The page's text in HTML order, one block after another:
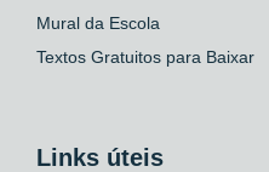
Mural da Escola
Textos Gratuitos para Baixar
Links úteis